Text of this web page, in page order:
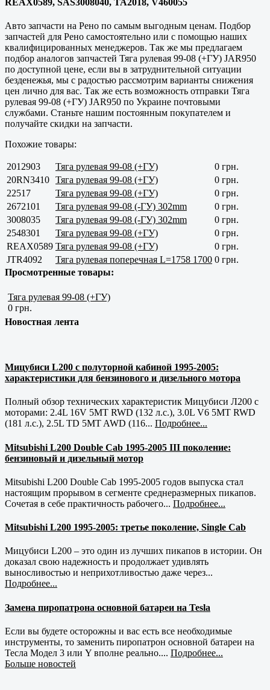
Авто запчасти на Рено по самым выгодным ценам. Подбор
запчастей для Рено самостоятельно или с помощью наших
квалифицированных менеджеров. Так же мы предлагаем
подбор аналогов запчастей Тяга рулевая 99-08 (+ГУ) JAR950
по доступной цене, если вы в затруднительной ситуации
безденежья, мы с радостью рассмотрим варианты снижения
цен лично для вас. Так же есть возможность отправки Тяга
рулевая 99-08 (+ГУ) JAR950 по Украине почтовыми
службами. Станьте нашим постоянным покупателем и
получайте скидки на запчасти.
Похожие товары:
2012903 Тяга рулевая 99-08 (+ГУ)
0 грн.
20RN3410 Тяга рулевая 99-08 (+ГУ)
0 грн.
22517
Тяга рулевая 99-08 (+ГУ)
0 грн.
2672101
Тяга рулевая 99-08 (-ГУ) 302mm
0 грн.
3008035
Тяга рулевая 99-08 (-ГУ) 302mm
0 грн.
2548301
Тяга рулевая 99-08 (+ГУ)
0 грн.
REAX0589 Тяга рулевая 99-08 (+ГУ)
0 грн.
JTR4092
Тяга рулевая поперечная L=1758 1700 0 грн.
Просмотренные товары:
Тяга рулевая 99-08 (+ГУ)
0 грн.
Новостная лента
Мицубиси L200 с полуторной кабиной 1995-2005:
характеристики для бензинового и дизельного мотора
Полный обзор технических характеристик Мицубиси Л200 с
моторами: 2.4L 16V 5MT RWD (132 л.с.), 3.0L V6 5MT RWD
(181 л.с.), 2.5L TD 5MT AWD (116... Подробнее...
Mitsubishi L200 Double Cab 1995-2005 III поколение:
бензиновый и дизельный мотор
Mitsubishi L200 Double Cab 1995-2005 годов выпуска стал
настоящим прорывом в сегменте среднеразмерных пикапов.
Сочетая в себе практичность рабочего... Подробнее...
Mitsubishi L200 1995-2005: третье поколение, Single Cab
Мицубиси L200 – это один из лучших пикапов в истории. Он
доказал свою надежность и продолжает удивлять
выносливостью и неприхотливостью даже через...
Подробнее...
Замена пиропатрона основной батареи на Tesla
Если вы будете осторожны и вас есть все необходимые
инструменты, то заменить пиропатрон основной батареи на
Тесла Модел 3 или Y вполне реально.... Подробнее...
Больше новостей